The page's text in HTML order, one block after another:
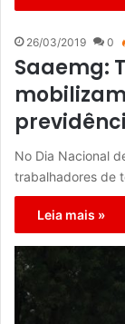
26/03/2019 0
Saaemg:
No Dia Nacional
trabalhadores de
Leia mais »